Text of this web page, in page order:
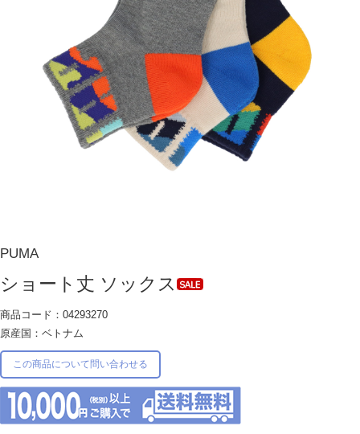
PUMA
ショート丈 ソックス
商品コード：04293270
原産国：ベトナム
この商品について問い合わせる